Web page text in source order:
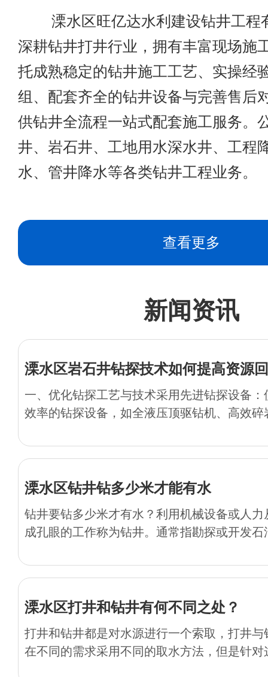
溧水区旺亿达水利建设钻井工程
深耕钻井打井行业，拥有丰富现场施
托成熟稳定的钻井施工工艺、实操经
组、配套齐全的钻井设备与完善售后
供钻井全流程一站式配套施工服务。
井、岩石井、工地用水深水井、工程
水、管井降水等各类钻井工程业务
查看更多
新闻资讯
溧水区岩石井钻探技术如何提高资源
一、优化钻探工艺与技术采用先进钻探设备
效率的钻探设备，如全液压顶驱钻机、高效
溧水区钻井钻多少米才能有水
钻井要钻多少米才有水？利用机械设备或人力
成孔眼的工作称为钻井。通常指勘探或开发
溧水区打井和钻井有何不同之处？
打井和钻井都是对水源进行一个索取，打井与
在不同的需求采用不同的取水方法，但是针